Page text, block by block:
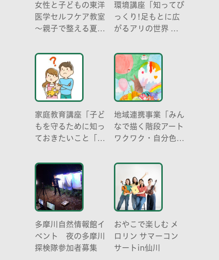
女性と子どもの東洋
医学セルフケア教室
～親子で整える夏休
らだ～
環境講座「知ってび
っくり!足もとに広
がるアリの世界 ア
成り立ち、生態系に
おける役割」
家庭教育講座「子ど
もを守るために知っ
ておきたいこと「プ
どう伝える? (幼児
編)」
地域連携事業「みん
なで描く階段アート
ワクワク・自分色の
多摩川自然情報館イ
ベント 夜の多摩川
探検隊参加者募集
おやこで楽しむ メ
ロリン サマーコン
サートin仙川